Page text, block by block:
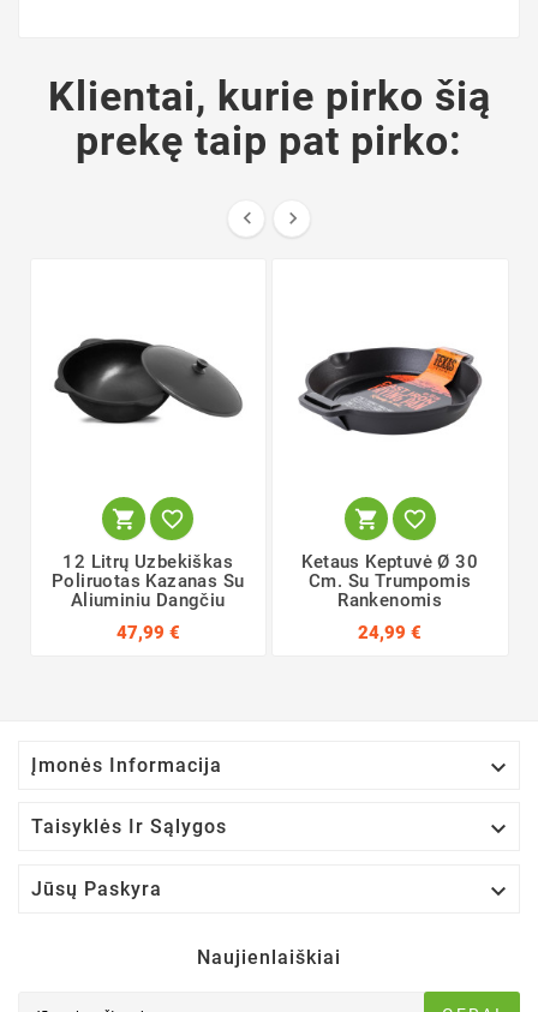
Klientai, kurie pirko šią
prekę taip pat pirko:
 
 
12 Litrų Uzbekiškas
Poliruotas Kazanas Su
Aliuminiu Dangčiu
47,99 €
 
Ketaus Keptuvė Ø 30
Cm. Su Trumpomis
Rankenomis
24,99 €
Įmonės Informacija 
Taisyklės Ir Sąlygos 
Jūsų Paskyra 
Naujienlaiškiai